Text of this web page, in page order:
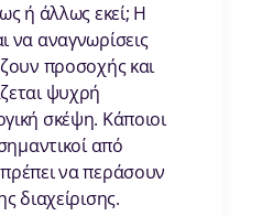
ή άλλως εκεί; Η
να αναγνωρίσεις
προσοχής και
ψυχρή
σκέψη. Κάποιοι
από
να περάσουν
διαχείρισης.